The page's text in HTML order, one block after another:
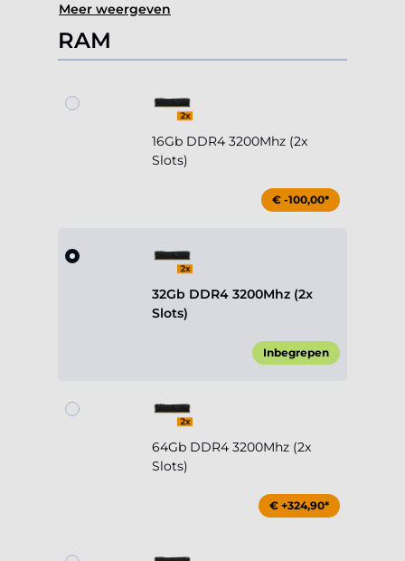
Meer weergeven
RAM
16Gb DDR4 3200Mhz (2x
Slots)
€ -100,00*
32Gb DDR4 3200Mhz (2x
Slots)
Inbegrepen
64Gb DDR4 3200Mhz (2x
Slots)
€ +324,90*